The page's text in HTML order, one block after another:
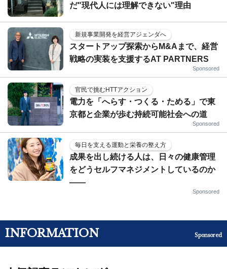
だ"現代人には理解できない"理由
新規事業開発を経営アジェンダへ
スタートアップ探索からM&Aまで、経営
戦略の実装を支援するAT PARTNERS
Sponsored
官民で挑むHTTアクション
電力を「へらす・つくる・ためる」で東
京都と企業が歩む持続可能社会への道
Sponsored
毎日を支える運動と栄養の整え方
成果を出し続ける人は、日々の健康管理
をどうセルフマネジメントしているのか
——
Sponsored
INFORMATION Sponsored